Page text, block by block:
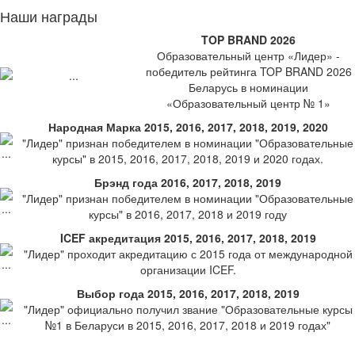
Наши награды
TOP BRAND 2026
Образовательный центр «Лидер» -
победитель рейтинга TOP BRAND 2026
Беларусь в номинации
«Образовательный центр № 1»
Народная Марка 2015, 2016, 2017, 2018, 2019, 2020
"Лидер" признан победителем в номинации "Образовательные
курсы" в 2015, 2016, 2017, 2018, 2019 и 2020 годах.
Брэнд года 2016, 2017, 2018, 2019
"Лидер" признан победителем в номинации "Образовательные
курсы" в 2016, 2017, 2018 и 2019 году
ICEF акредитация 2015, 2016, 2017, 2018, 2019
"Лидер" проходит акредитацию с 2015 года от международной
организации ICEF.
Выбор года 2015, 2016, 2017, 2018, 2019
"Лидер" официально получил звание "Образовательные курсы
№1 в Беларуси в 2015, 2016, 2017, 2018 и 2019 годах"